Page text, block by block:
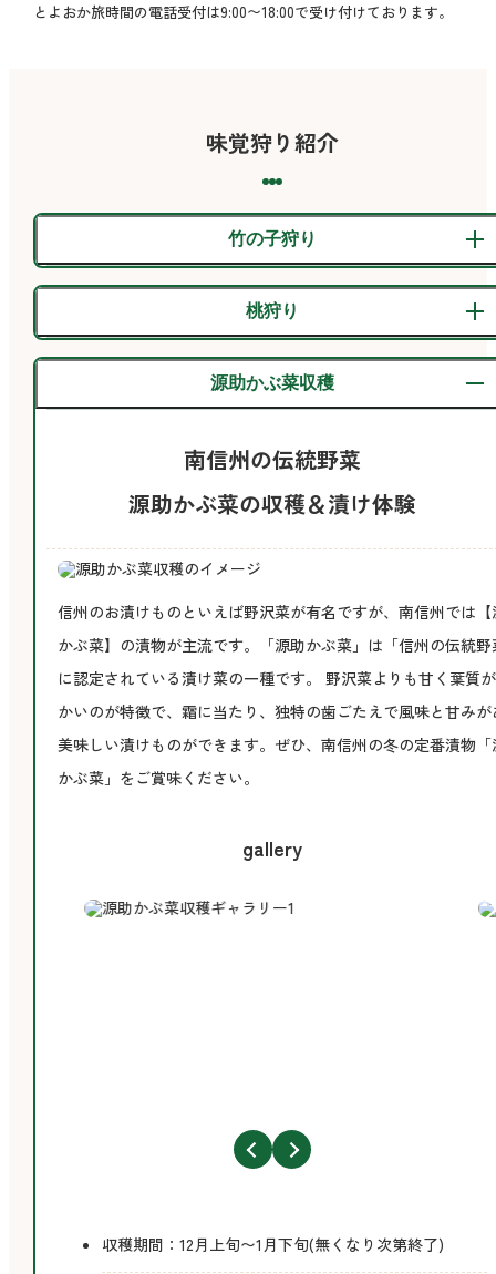
とよおか旅時間の電話受付は9:00〜18:00で受け付けております。
味覚狩り紹介
竹の子狩り
桃狩り
源助かぶ菜収穫
南信州の伝統野菜
源助かぶ菜の収穫＆漬け体験
信州のお漬けものといえば野沢菜が有名ですが、南信州では
かぶ菜】の漬物が主流です。「源助かぶ菜」は「信州の伝統
に認定されている漬け菜の一種です。 野沢菜よりも甘く葉質
かいのが特徴で、霜に当たり、独特の歯ごたえで風味と甘み
美味しい漬けものができます。ぜひ、南信州の冬の定番漬物
かぶ菜」をご賞味ください。
gallery
収穫期間：12月上旬〜1月下旬(無くなり次第終了)